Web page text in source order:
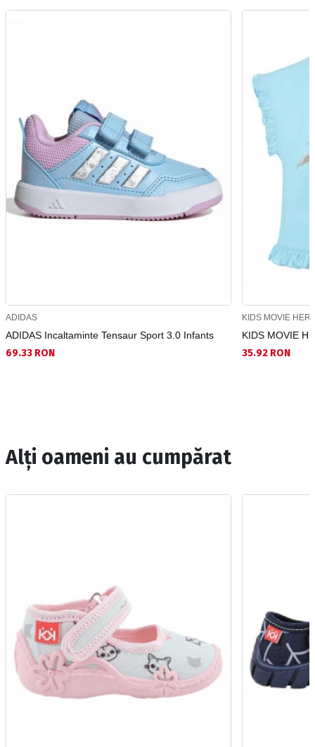
ADIDAS
ADIDAS Incaltaminte Tensaur Sport 3.0 Infants
69.33 RON
KIDS MOVIE
KIDS MOVIE
35.92 RON
Alți oameni au cumpărat